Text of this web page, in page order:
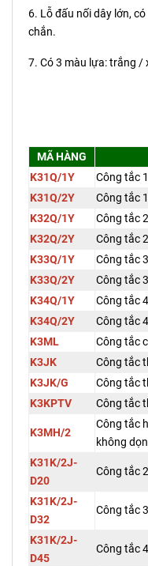
6. Lỗ đấu nối dây lớn,
chắn.
7. Có 3 màu lựa: trắng /
MÃ HÀNG
K31Q/1Y
Công tắc
K31Q/2Y
Công tắc
K32Q/1Y
Công tắc
K32Q/2Y
Công tắc
K33Q/1Y
Công tắc
K33Q/2Y
Công tắc
K34Q/1Y
Công tắc
K34Q/2Y
Công tắc
K3ML
Công tắc
K3JK
Công tắc
K3JK/G
Công tắc
K3KPTV
Công tắc
K3MH/2
Công tắc
không
K31K/2J-
D20
Công tắc
K31K/2J-
D32
Công tắc
K31K/2J-
D45
Công tắc